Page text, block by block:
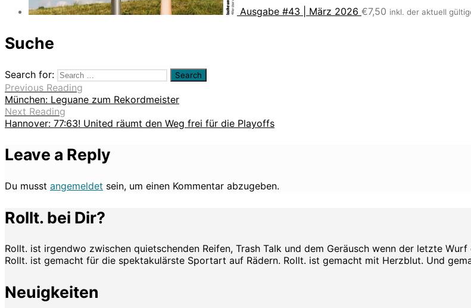
Ausgabe #43 | März 2026 €7,50 inkl. der aktuell
Suche
Search for:
Previous Reading
München: Leguane zum Rekordmeister
Next Reading
Hannover: 77:63! United räumt den Weg frei für die Playoffs
Leave a Reply
Du musst angemeldet sein, um einen Kommentar abzugeben.
Rollt. bei Dir?
Rollt. ist irgendwo zwischen quietschenden Reifen, Trash Talk und dem Geräusch wenn der letzte
Rollt. ist gemacht für die spektakulärste Sportart auf Rädern. Rollt. ist gemacht mit Herzblut. Und
Neuigkeiten